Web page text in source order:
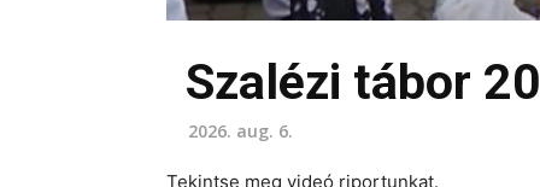
Szalézi tábor
2026. aug. 6.
Tekintse meg videó riportunkat.